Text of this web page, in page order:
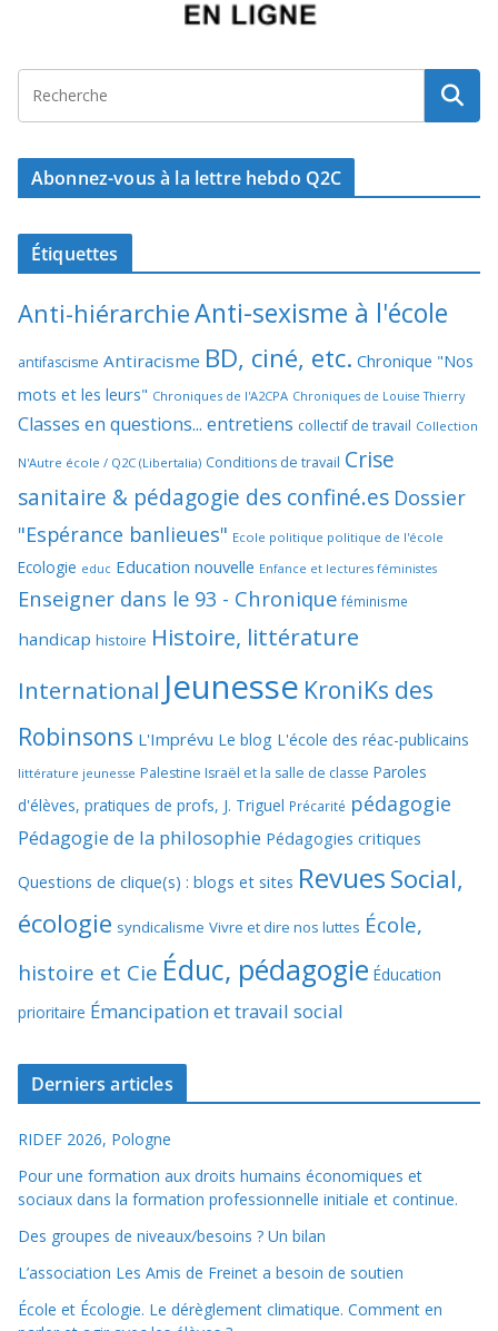
Abonnez-vous à la lettre hebdo Q2C
Étiquettes
Anti-hiérarchieAnti-sexisme à l'école
antifascisme Antiracisme BD, ciné, etc. Chronique "Nos
mots et les leurs" Chroniques de l'A2CPA Chroniques de Louise Thierry
Classes en questions... entretiens collectif de travail Collection
N'Autre école / Q2C (Libertalia) Conditions de travail Crise
sanitaire & pédagogie des confiné.es Dossier
"Espérance banlieues" Ecole politique politique de l'école
Ecologie educ Education nouvelle Enfance et lectures féministes
Enseigner dans le 93 - Chronique féminisme
handicap histoire Histoire, littérature
International Jeunesse KroniKs des
Robinsons L'Imprévu Le blog L'école des réac-publicains
littérature jeunesse Palestine Israël et la salle de classe Paroles
d'élèves, pratiques de profs, J. Triguel Précarité pédagogie
Pédagogie de la philosophie Pédagogies critiques
Questions de clique(s) : blogs et sites RevuesSocial,
écologie syndicalisme Vivre et dire nos luttes École,
histoire et Cie Éduc, pédagogie Éducation
prioritaire Émancipation et travail social
Derniers articles
RIDEF 2026, Pologne
Pour une formation aux droits humains économiques et
sociaux dans la formation professionnelle initiale et continue.
Des groupes de niveaux/besoins ? Un bilan
L’association Les Amis de Freinet a besoin de soutien
École et Écologie. Le dérèglement climatique. Comment en